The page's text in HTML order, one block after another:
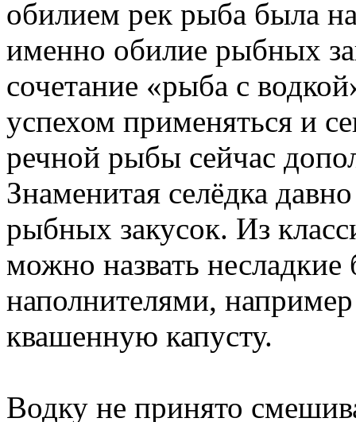
обилием рек рыба была
именно обилие рыбных
сочетание «рыба с
успехом применяться и
речной рыбы сейчас
Знаменитая селёдка
рыбных закусок. Из
можно назвать
наполнителями,
квашенную капусту.
Водку не принято